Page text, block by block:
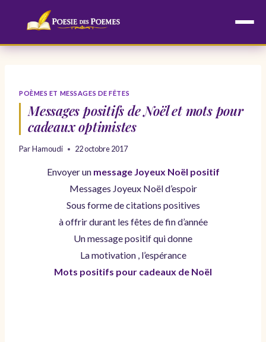
POÈMES ET MESSAGES DE FÊTES
Messages positifs de Noël et mots pour
cadeaux optimistes
ParHamoudi 22 octobre 2017
Envoyer un message Joyeux Noël positif
Messages Joyeux Noël d’espoir
Sous forme de citations positives
à offrir durant les fêtes de fin d’année
Un message positif qui donne
La motivation , l’espérance
Mots positifs pour cadeaux de Noël